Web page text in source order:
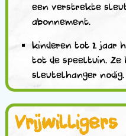
een verstrekte
abonnement.
kinderen tot 2 jaar
tot de speeltuin. Ze
sleutelhanger nodig.
Vrijwilligers